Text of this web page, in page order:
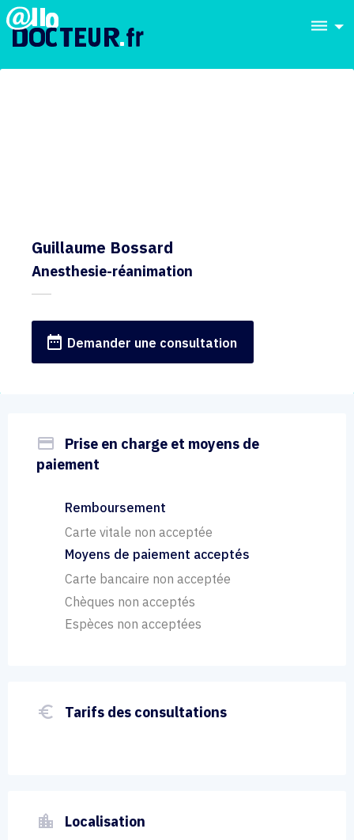
dehaze
Guillaume Bossard
Anesthesie-réanimation
date_range Demander une consultation
payment
Prise en charge et moyens de
paiement
Remboursement
Carte vitale non acceptée
Moyens de paiement acceptés
Carte bancaire non acceptée
Chèques non acceptés
Espèces non acceptées
euro_symbol Tarifs des consultations
location_city Localisation